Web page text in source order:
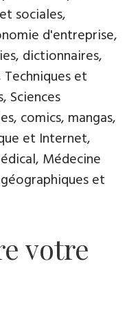
sociales,
d'entreprise,
dictionnaires,
et
Sciences
comics, mangas,
et Internet,
Médecine
et
votre